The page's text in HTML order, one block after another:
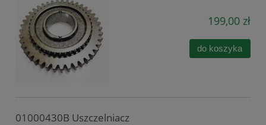
199,00 zł
do koszyka
01000430B Uszczelniacz